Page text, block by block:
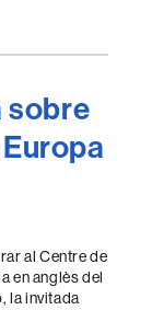
sobre
al Centre de
en anglès del
la invitada